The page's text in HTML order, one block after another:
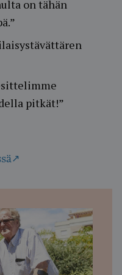
on tähän
pitkät!”